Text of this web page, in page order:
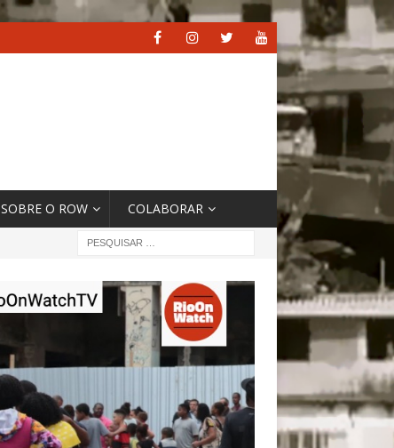
SOBRE O ROW COLABORAR